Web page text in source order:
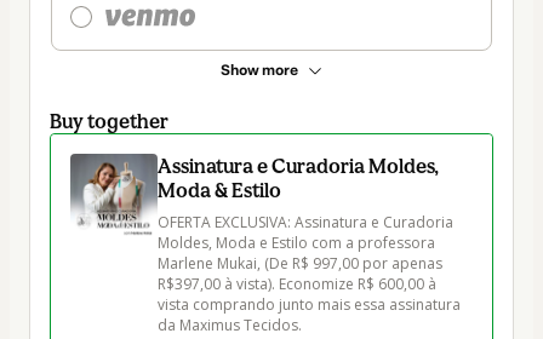
Show more
Buy together
Assinatura e Curadoria Moldes,
Moda & Estilo
OFERTA EXCLUSIVA: Assinatura e Curadoria
Moldes, Moda e Estilo com a professora
Marlene Mukai, (De R$ 997,00 por apenas
R$397,00 à vista). Economize R$ 600,00 à
vista comprando junto mais essa assinatura
da Maximus Tecidos.